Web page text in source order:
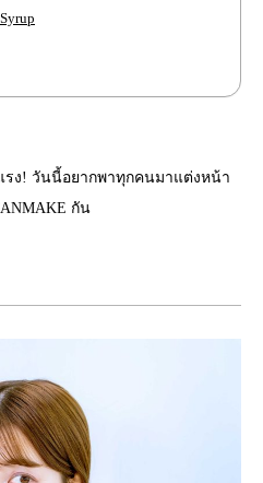
รง! วันนี้อยากพาทุกคนมาแต่งหน้า
กัน